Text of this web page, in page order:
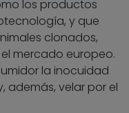
los productos
y que
clonados,
mercado europeo.
la inocuidad
además, velar por el